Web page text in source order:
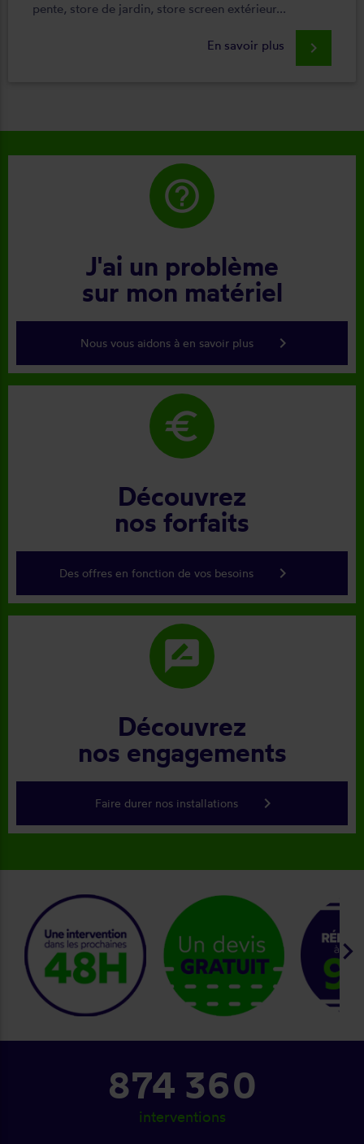
pente, store de jardin, store screen extérieur...
En savoir plus keyboard_arrow_right
help_outline
J'ai un problème
sur mon matériel
Nous vous aidons à en savoir plus keyboard_arrow_right
euro
Découvrez
nos forfaits
Des offres en fonction de vos besoins keyboard_arrow_right
rate_review
Découvrez
nos engagements
Faire durer nos installations keyboard_arrow_right
keyboard_arrow_right
874 360
interventions